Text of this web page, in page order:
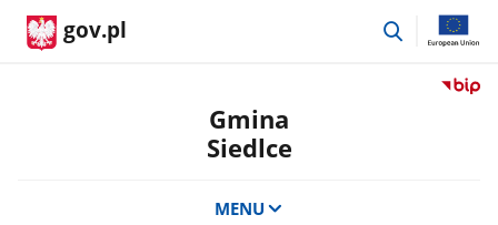
gov.pl
przejdź
Przejdź
Gmina
Siedlce
MENU